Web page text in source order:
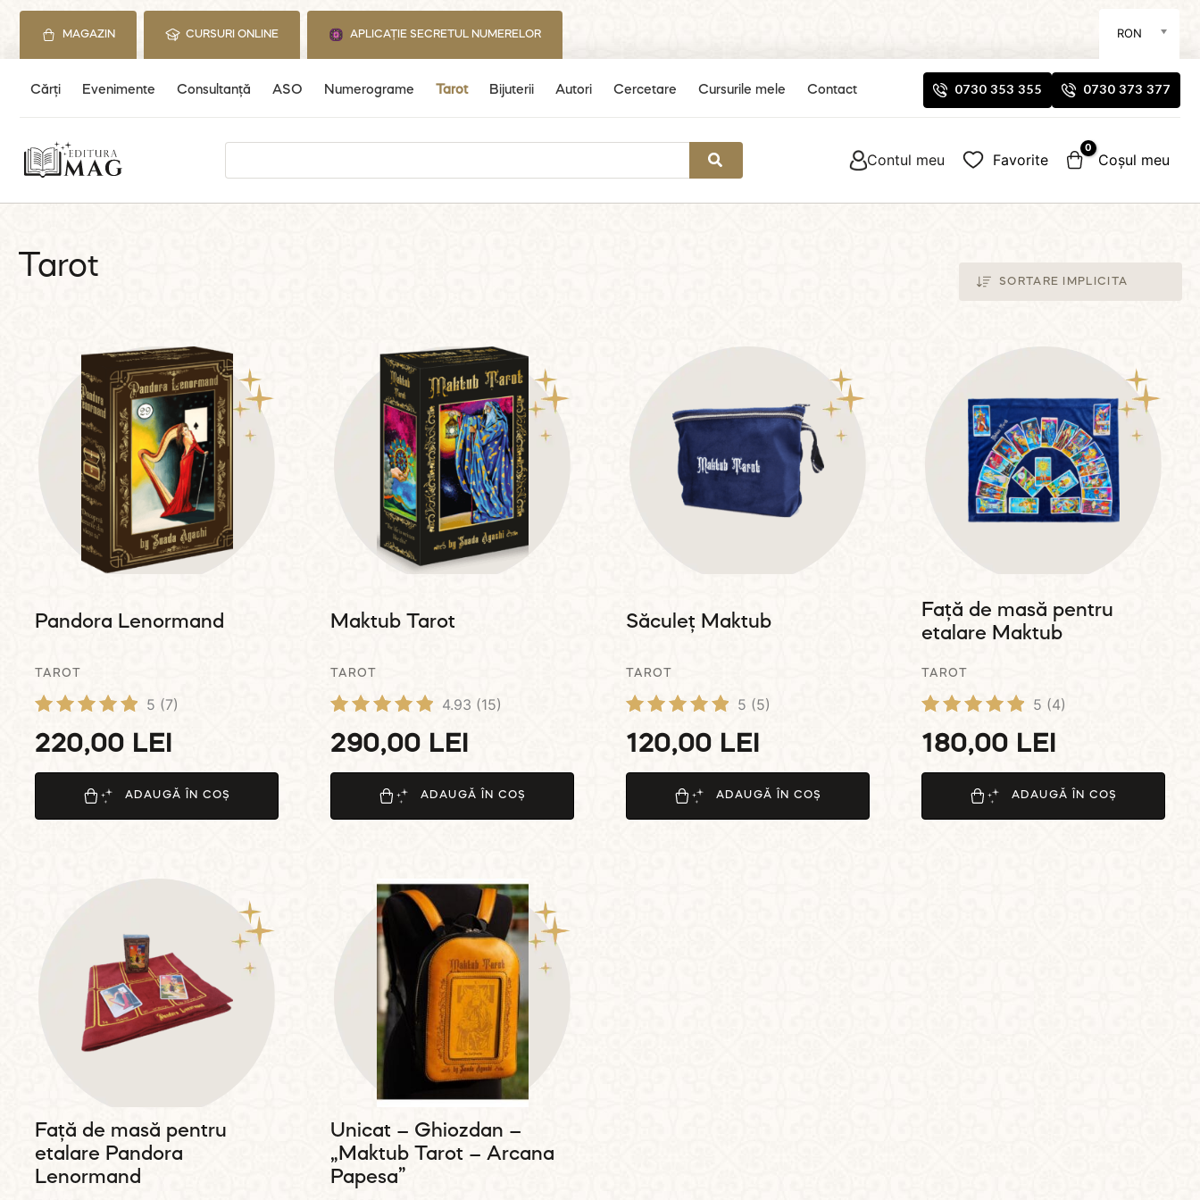
Skip
content
MAGAZIN CURSURI ONLINE APLICAȚIE SECRETUL NUMERELOR RON
Cărți Evenimente Consultanță ASO Numerograme Tarot Bijuterii Autori Cercetare Cursurile mele Contact 0730 353 355 0730 373 377
Search
Contul meu Favorite Coșul meu
Tarot
Pandora Lenormand
TAROT
Evaluat la
5.00
5 (7)
220,00 LEI
ADAUGĂ ÎN COȘ
Maktub Tarot
TAROT
Evaluat
la
din 5
4.93 (15)
290,00 LEI
ADAUGĂ ÎN COȘ
Săculeț Maktub
TAROT
Evaluat la
5.00
5 (5)
120,00 LEI
ADAUGĂ ÎN COȘ
Față de masă pentru
etalare Maktub
TAROT
Evaluat la
5.00
5 (4)
180,00 LEI
ADAUGĂ ÎN COȘ
Față de masă pentru
etalare Pandora
Lenormand
Unicat – Ghiozdan –
„Maktub Tarot – Arcana
Papesa”